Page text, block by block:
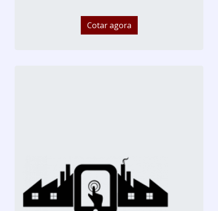
Cotar agora